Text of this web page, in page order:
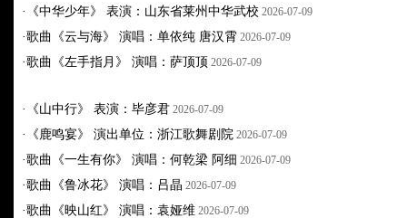
· 《中华少年》 表演：山东省莱州中华武校 2026-07-09
·歌曲《云与海》 演唱：单依纯 唐汉霄 2026-07-09
·歌曲《左手指月》 演唱：萨顶顶 2026-07-09
· 《山中行》 表演：毕彦君 2026-07-09
· 《鹿鸣宴》 演出单位：浙江歌舞剧院 2026-07-09
·歌曲《一生有你》 演唱：何乾梁 阿细 2026-07-09
·歌曲《鲁冰花》 演唱：吕晶 2026-07-09
·歌曲《映山红》 演唱：袁娅维 2026-07-09